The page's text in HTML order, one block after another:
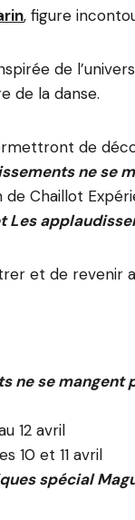
, figure
de
de la danse.
de
ne se
Chaillot
Les
et de revenir
ne se mangent
12 avril
10 et 11 avril
spécial